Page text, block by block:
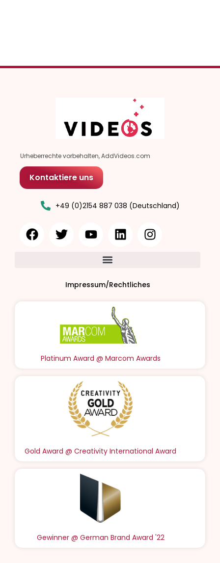
Urheberrechte vorbehalten, AddVideos.com
Kontaktiere uns
+49 (0)2154 887 038 (Deutschland)
Impressum/Rechtliches
Platinum Award @ Marcom Awards
Gold Award @ Creativity International Award
Gewinner @ German Brand Award '22